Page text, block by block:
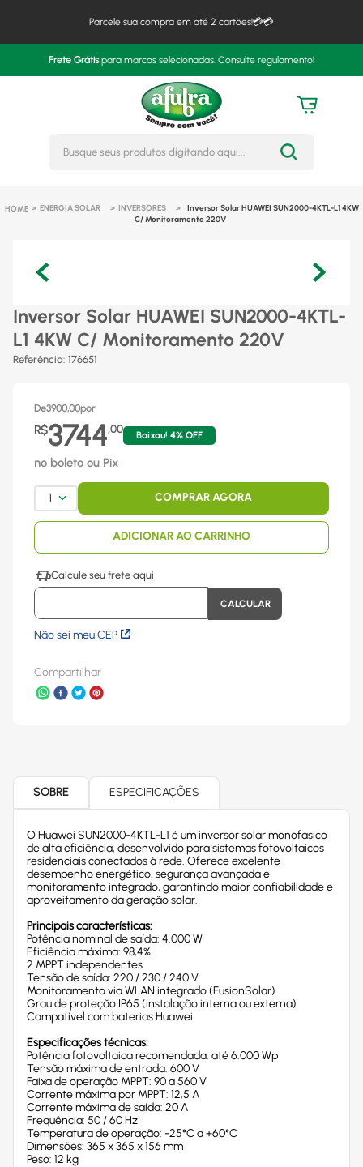
Parcele sua compra em até 2 cartões!💳💳
Frete Grátispara marcas selecionadas. Consulte regulamento!
Busque seus produtos
ENERGIA SOLAR INVERSORES
Inversor Solar HUAWEI SUN2000-4KTL-L1 4KW
C/ Monitoramento 220V
Inversor Solar HUAWEI SUN2000-4KTL-
L1 4KW C/ Monitoramento 220V
Referência: 176651
De3900,00por
R$3744,00
Baixou! 4% OFF
no boleto ou Pix
1 COMPRAR AGORA
ADICIONAR AO CARRINHO
Não sei meu CEP
Compartilhar
SOBRE ESPECIFICAÇÕES
O Huawei SUN2000-4KTL-L1 é um inversor solar monofásico
de alta eficiência, desenvolvido para sistemas fotovoltaicos
residenciais conectados à rede. Oferece excelente
desempenho energético, segurança avançada e
monitoramento integrado, garantindo maior confiabilidade e
aproveitamento da geração solar.
Principais características:
Potência nominal de saída: 4.000 W
Eficiência máxima: 98,4%
2 MPPT independentes
Tensão de saída: 220 / 230 / 240 V
Monitoramento via WLAN integrado (FusionSolar)
Grau de proteção IP65 (instalação interna ou externa)
Compatível com baterias Huawei
Especificações técnicas:
Potência fotovoltaica recomendada: até 6.000 Wp
Tensão máxima de entrada: 600 V
Faixa de operação MPPT: 90 a 560 V
Corrente máxima por MPPT: 12,5 A
Corrente máxima de saída: 20 A
Frequência: 50 / 60 Hz
Temperatura de operação: -25°C a +60°C
Dimensões: 365 x 365 x 156 mm
Peso: 12 kg